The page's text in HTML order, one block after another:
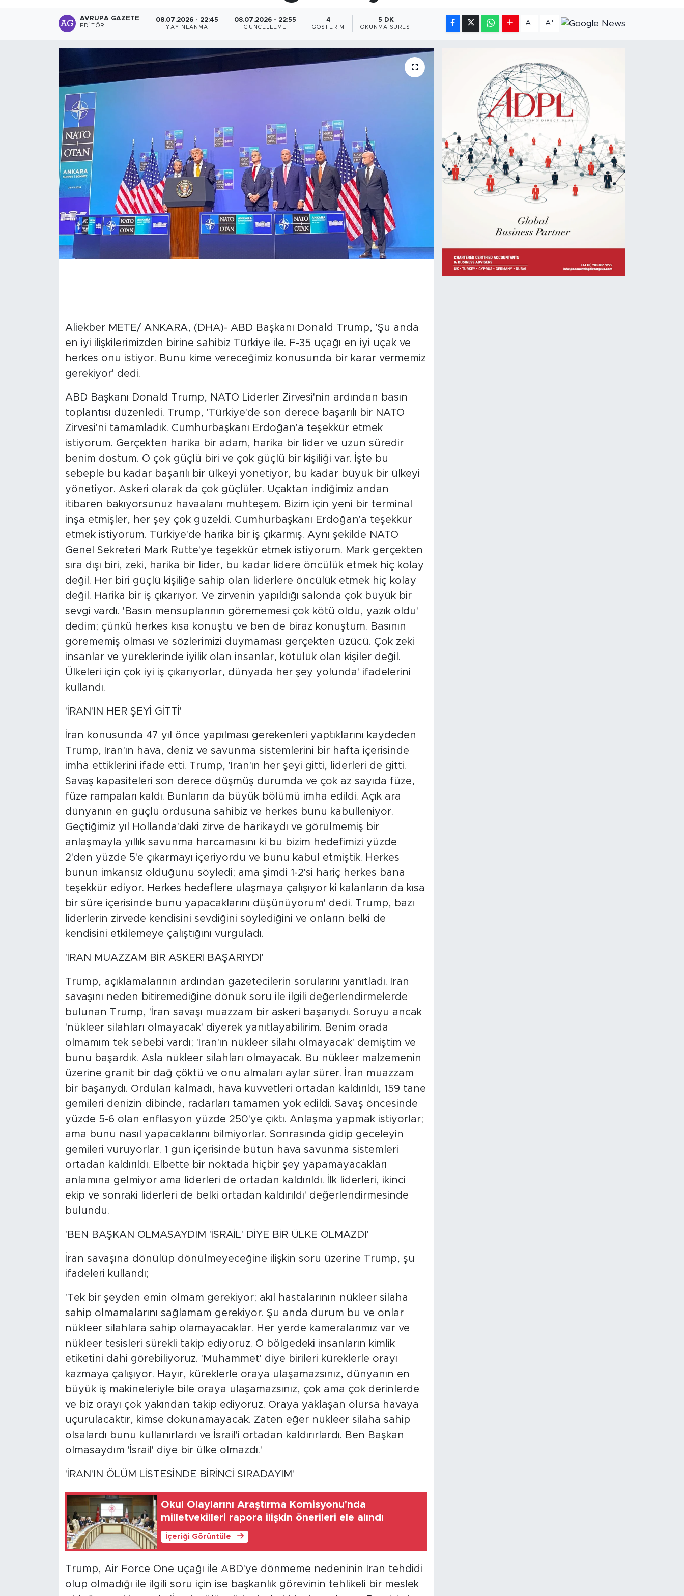
AVRUPA GAZETE
EDITÖR
08.07.2026 - 22:45
YAYINLANMA
08.07.2026 - 22:55
GÜNCELLEME
4
GÖSTERIM
5 DK
OKUNMA SÜRESI
A- A+
Aliekber METE/ ANKARA, (DHA)- ABD Başkanı Donald Trump, 'Şu anda
en iyi ilişkilerimizden birine sahibiz Türkiye ile. F-35 uçağı en iyi uçak ve
herkes onu istiyor. Bunu kime vereceğimiz konusunda bir karar vermemiz
gerekiyor' dedi.
ABD Başkanı Donald Trump, NATO Liderler Zirvesi'nin ardından basın
toplantısı düzenledi. Trump, 'Türkiye'de son derece başarılı bir NATO
Zirvesi'ni tamamladık. Cumhurbaşkanı Erdoğan'a teşekkür etmek
istiyorum. Gerçekten harika bir adam, harika bir lider ve uzun süredir
benim dostum. O çok güçlü biri ve çok güçlü bir kişiliği var. İşte bu
sebeple bu kadar başarılı bir ülkeyi yönetiyor, bu kadar büyük bir ülkeyi
yönetiyor. Askeri olarak da çok güçlüler. Uçaktan indiğimiz andan
itibaren bakıyorsunuz havaalanı muhteşem. Bizim için yeni bir terminal
inşa etmişler, her şey çok güzeldi. Cumhurbaşkanı Erdoğan'a teşekkür
etmek istiyorum. Türkiye'de harika bir iş çıkarmış. Aynı şekilde NATO
Genel Sekreteri Mark Rutte'ye teşekkür etmek istiyorum. Mark gerçekten
sıra dışı biri, zeki, harika bir lider, bu kadar lidere öncülük etmek hiç kolay
değil. Her biri güçlü kişiliğe sahip olan liderlere öncülük etmek hiç kolay
değil. Harika bir iş çıkarıyor. Ve zirvenin yapıldığı salonda çok büyük bir
sevgi vardı. 'Basın mensuplarının görememesi çok kötü oldu, yazık oldu'
dedim; çünkü herkes kısa konuştu ve ben de biraz konuştum. Basının
görememiş olması ve sözlerimizi duymaması gerçekten üzücü. Çok zeki
insanlar ve yüreklerinde iyilik olan insanlar, kötülük olan kişiler değil.
Ülkeleri için çok iyi iş çıkarıyorlar, dünyada her şey yolunda' ifadelerini
kullandı.
'İRAN'IN HER ŞEYİ GİTTİ'
İran konusunda 47 yıl önce yapılması gerekenleri yaptıklarını kaydeden
Trump, İran'ın hava, deniz ve savunma sistemlerini bir hafta içerisinde
imha ettiklerini ifade etti. Trump, 'İran'ın her şeyi gitti, liderleri de gitti.
Savaş kapasiteleri son derece düşmüş durumda ve çok az sayıda füze,
füze rampaları kaldı. Bunların da büyük bölümü imha edildi. Açık ara
dünyanın en güçlü ordusuna sahibiz ve herkes bunu kabulleniyor.
Geçtiğimiz yıl Hollanda'daki zirve de harikaydı ve görülmemiş bir
anlaşmayla yıllık savunma harcamasını ki bu bizim hedefimizi yüzde
2'den yüzde 5'e çıkarmayı içeriyordu ve bunu kabul etmiştik. Herkes
bunun imkansız olduğunu söyledi; ama şimdi 1-2'si hariç herkes bana
teşekkür ediyor. Herkes hedeflere ulaşmaya çalışıyor ki kalanların da kısa
bir süre içerisinde bunu yapacaklarını düşünüyorum' dedi. Trump, bazı
liderlerin zirvede kendisini sevdiğini söylediğini ve onların belki de
kendisini etkilemeye çalıştığını vurguladı.
'İRAN MUAZZAM BİR ASKERİ BAŞARIYDI'
Trump, açıklamalarının ardından gazetecilerin sorularını yanıtladı. İran
savaşını neden bitiremediğine dönük soru ile ilgili değerlendirmelerde
bulunan Trump, 'İran savaşı muazzam bir askeri başarıydı. Soruyu ancak
'nükleer silahları olmayacak' diyerek yanıtlayabilirim. Benim orada
olmamım tek sebebi vardı; 'İran'ın nükleer silahı olmayacak' demiştim ve
bunu başardık. Asla nükleer silahları olmayacak. Bu nükleer malzemenin
üzerine granit bir dağ çöktü ve onu almaları aylar sürer. İran muazzam
bir başarıydı. Orduları kalmadı, hava kuvvetleri ortadan kaldırıldı, 159 tane
gemileri denizin dibinde, radarları tamamen yok edildi. Savaş öncesinde
yüzde 5-6 olan enflasyon yüzde 250'ye çıktı. Anlaşma yapmak istiyorlar;
ama bunu nasıl yapacaklarını bilmiyorlar. Sonrasında gidip geceleyin
gemileri vuruyorlar. 1 gün içerisinde bütün hava savunma sistemleri
ortadan kaldırıldı. Elbette bir noktada hiçbir şey yapamayacakları
anlamına gelmiyor ama liderleri de ortadan kaldırıldı. İlk liderleri, ikinci
ekip ve sonraki liderleri de belki ortadan kaldırıldı' değerlendirmesinde
bulundu.
'BEN BAŞKAN OLMASAYDIM 'İSRAİL' DİYE BİR ÜLKE OLMAZDI'
İran savaşına dönülüp dönülmeyeceğine ilişkin soru üzerine Trump, şu
ifadeleri kullandı;
'Tek bir şeyden emin olmam gerekiyor; akıl hastalarının nükleer silaha
sahip olmamalarını sağlamam gerekiyor. Şu anda durum bu ve onlar
nükleer silahlara sahip olamayacaklar. Her yerde kameralarımız var ve
nükleer tesisleri sürekli takip ediyoruz. O bölgedeki insanların kimlik
etiketini dahi görebiliyoruz. 'Muhammet' diye birileri küreklerle orayı
kazmaya çalışıyor. Hayır, küreklerle oraya ulaşamazsınız, dünyanın en
büyük iş makineleriyle bile oraya ulaşamazsınız, çok ama çok derinlerde
ve biz orayı çok yakından takip ediyoruz. Oraya yaklaşan olursa havaya
uçurulacaktır, kimse dokunamayacak. Zaten eğer nükleer silaha sahip
olsalardı bunu kullanırlardı ve İsrail'i ortadan kaldırırlardı. Ben Başkan
olmasaydım 'İsrail' diye bir ülke olmazdı.'
'İRAN'IN ÖLÜM LİSTESİNDE BİRİNCİ SIRADAYIM'
Okul Olaylarını Araştırma Komisyonu'nda
milletvekilleri rapora ilişkin önerileri ele alındı
İçeriği Görüntüle
Trump, Air Force One uçağı ile ABD'ye dönmeme nedeninin İran tehdidi
olup olmadığı ile ilgili soru için ise başkanlık görevinin tehlikeli bir meslek